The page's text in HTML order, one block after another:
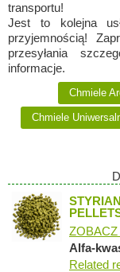
transportu!
Jest to kolejna
przyjemnością!
przesyłania
informacje.
Chmiele
Chmiele
Alfa-
Related